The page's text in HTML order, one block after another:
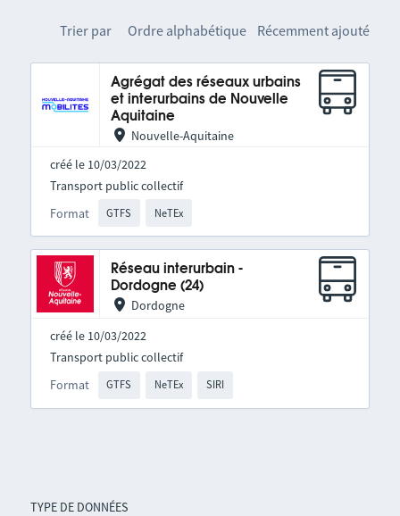
TYPE DE DONNÉES
Trier par Ordre alphabétique Récemment ajouté
Agrégat des réseaux urbains
et interurbains de Nouvelle
Aquitaine
Nouvelle-Aquitaine
créé le 10/03/2022
Format GTFS NeTEx
Transport public collectif
Réseau interurbain -
Dordogne (24)
Dordogne
créé le 10/03/2022
Format GTFS NeTEx SIRI
Transport public collectif